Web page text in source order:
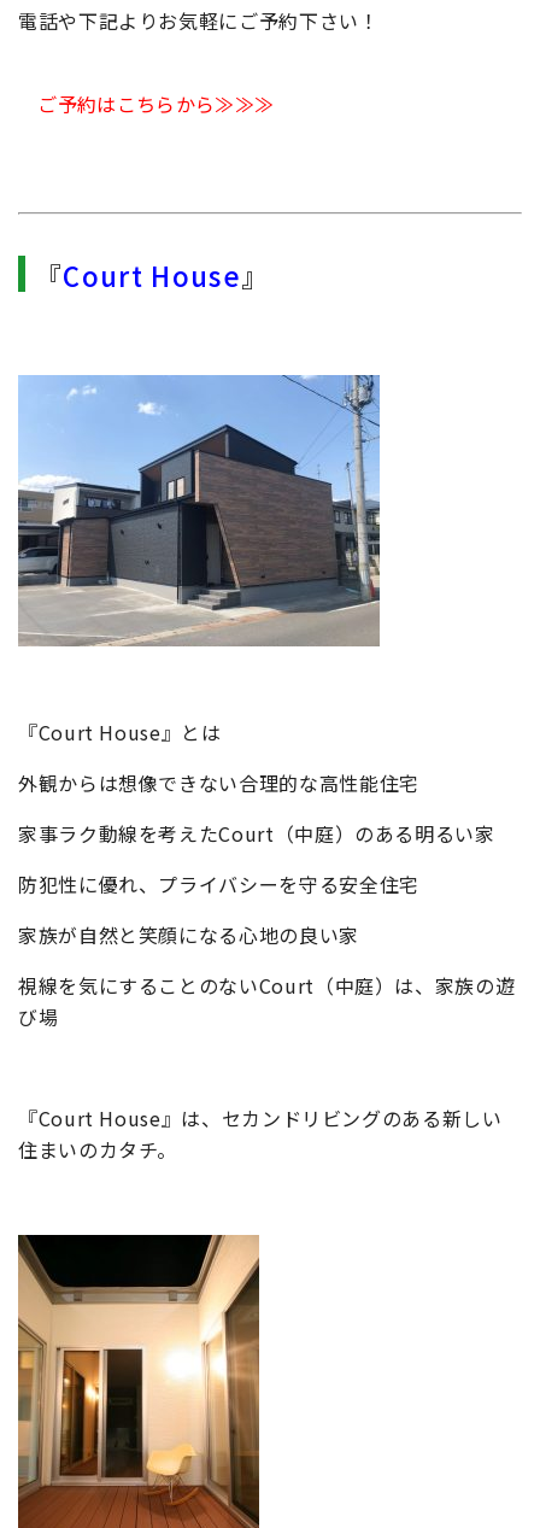
電話や下記よりお気軽にご予約下さい！
ご予約はこちらから≫≫≫
『Court House』
『Court House』とは
外観からは想像できない合理的な高性能住宅
家事ラク動線を考えたCourt（中庭）のある明るい家
防犯性に優れ、プライバシーを守る安全住宅
家族が自然と笑顔になる心地の良い家
視線を気にすることのないCourt（中庭）は、家族の遊
び場
『Court House』は、セカンドリビングのある新しい
住まいのカタチ。